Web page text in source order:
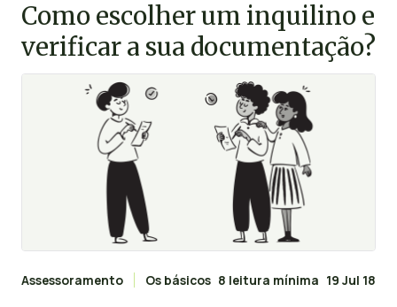
Como escolher um inquilino e
verificar a sua documentação?
Assessoramento Os básicos 8 leitura mínima 19 Jul 18